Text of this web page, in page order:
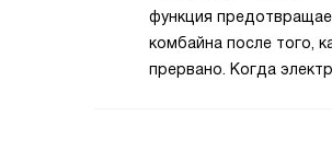
функция
комбайна после того,
прервано. Когда